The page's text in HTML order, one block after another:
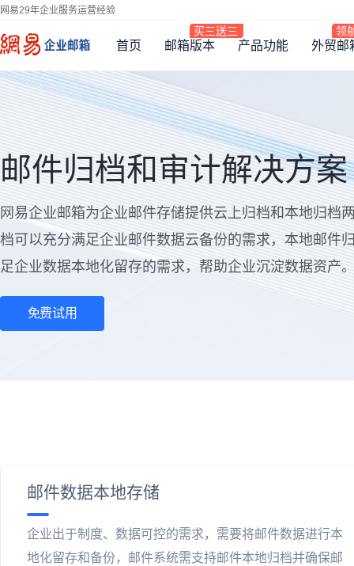
网易29年企业服务运营经验
首页 邮箱版本 产品功能 外贸邮
邮件归档和审计解决方案
网易企业邮箱为企业邮件存储提供云上归档和本地归档
档可以充分满足企业邮件数据云备份的需求，本地邮件
足企业数据本地化留存的需求，帮助企业沉淀数据资产
免费试用
邮件数据本地存储
企业出于制度、数据可控的需求，需要将邮件数据进行本
地化留存和备份，邮件系统需支持邮件本地归档并确保邮